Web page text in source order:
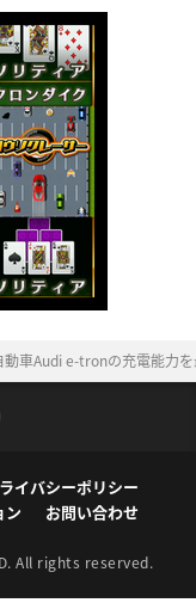
動車Audi e-tronの充電能力
イバシーポリシー
ン お問い合わせ
All rights reserved.